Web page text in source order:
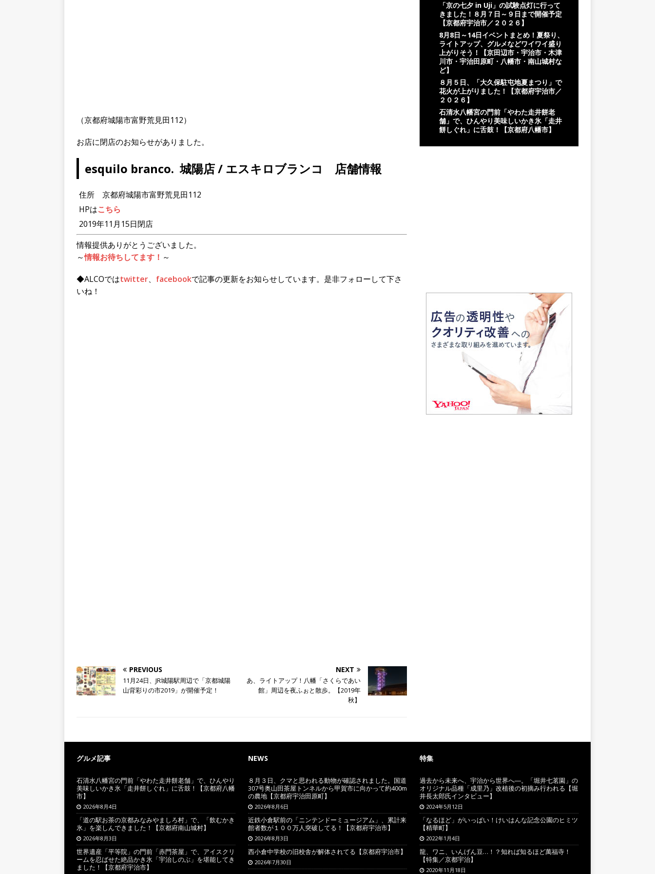
（京都府城陽市富野荒見田112）
お店に閉店のお知らせがありました。
esquilo branco. 城陽店 / エスキロブランコ 店舗情報
住所 京都府城陽市富野荒見田112
HPはこちら
2019年11月15日閉店
情報提供ありがとうございました。
～情報お待ちしてます！ ～
◆ALCOではtwitter、 facebookで記事の更新をお知らせしています。是非フォローして下さ
いね！
PREVIOUS
11月24日、JR城陽駅周辺で「京都城陽
山背彩りの市2019」が開催予定！
NEXT
あ、ライトアップ！八幡「さくらであい
館」周辺を夜ふぉと散歩。【2019年
秋】
「京の七夕 in Uji」の試験点灯に行って
きました！８月７日～９日まで開催予定
【京都府宇治市／２０２６】
8月8日～14日イベントまとめ！夏祭り、
ライトアップ、グルメなどワイワイ盛り
上がりそう！【京田辺市・宇治市・木津
川市・宇治田原町・八幡市・南山城村な
ど】
８月５日、「大久保駐屯地夏まつり」で
花火が上がりました！【京都府宇治市／
２０２６】
石清水八幡宮の門前「やわた走井餅老
舗」で、ひんやり美味しいかき氷「走井
餅しぐれ」に舌鼓！【京都府八幡市】
グルメ記事
石清水八幡宮の門前「やわた走井餅老舗」で、ひんやり
美味しいかき氷「走井餅しぐれ」に舌鼓！【京都府八幡
市】
2026年8月4日
「道の駅お茶の京都みなみやましろ村」で、「飲むかき
氷」を楽しんできました！【京都府南山城村】
2026年8月3日
世界遺産「平等院」の門前「赤門茶屋」で、アイスクリ
ームを忍ばせた絶品かき氷「宇治しのぶ」を堪能してき
ました！【京都府宇治市】
NEWS
８月３日、クマと思われる動物が確認されました。国道
307号奥山田茶屋トンネルから甲賀市に向かって約400m
の農地【京都府宇治田原町】
2026年8月6日
近鉄小倉駅前の「ニンテンドーミュージアム」、累計来
館者数が１００万人突破してる！【京都府宇治市】
2026年8月3日
西小倉中学校の旧校舎が解体されてる【京都府宇治市】
2026年7月30日
特集
過去から未来へ、宇治から世界へ―。「堀井七茗園」の
オリジナル品種「成里乃」改植後の初摘み行われる【堀
井長太郎氏インタビュー】
2024年5月12日
「なるほど」がいっぱい！けいはんな記念公園のヒミツ
【精華町】
2022年1月4日
龍、ワニ、いんげん豆…！？知れば知るほど萬福寺！
【特集／京都宇治】
2020年11月18日